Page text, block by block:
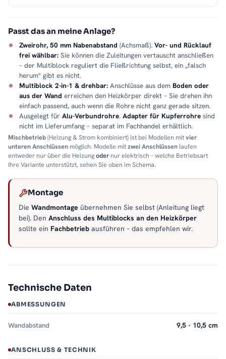
Passt das an meine Anlage?
Zweirohr, 50 mm Nabenabstand (Achsmaß). Vor- und Rücklauf
frei wählbar: Sie können die Zuleitungen vertauscht anschließen
– der Multiblock reguliert die Fließrichtung selbst, ein „falsch
herum" gibt es nicht.
Multiblock 2-in-1 & drehbar: Anschlüsse aus dem Boden oder
aus der Wand erreichen den Heizkörper direkt – Sie drehen ihn
einfach passend, auch wenn die Rohre nicht ganz gerade sitzen.
Ausgelegt für Alu-Verbundrohre. Adapter für Kupferrohre sind
nicht im Lieferumfang – separat im Fachhandel erhältlich.
Mischbetrieb(Heizung & Strom kombiniert) ist bei Modellen mitvier
unteren Anschlüssen möglich. Modelle mitzwei Anschlüssen laufen
entweder nur über die Heizungoder nur elektrisch – welche Betriebsart
Ihre Variante unterstützt, sehen Sie oben im Schema.
Montage
Die Wandmontage übernehmen Sie selbst (Anleitung liegt
bei). Den Anschluss des Multiblocks an den Heizkörper
sollte ein Fachbetrieb ausführen – das empfehlen wir.
Technische Daten
ABMESSUNGEN
Wandabstand 9,5 - 10,5 cm
ANSCHLUSS & TECHNIK